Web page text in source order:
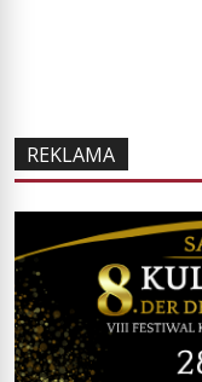
REKLAMA